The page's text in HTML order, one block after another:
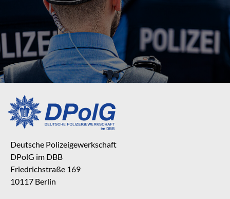
Deutsche Polizeigewerkschaft
DPolG im DBB
Friedrichstraße 169
10117 Berlin